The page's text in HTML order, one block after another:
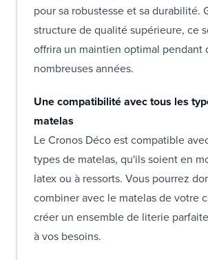
pour sa robustesse et sa durabilité.
structure de qualité supérieure, ce
offrira un maintien optimal pendant
nombreuses années.
Une compatibilité avec tous les
matelas
Le Cronos Déco est compatible
types de matelas, qu'ils soient en
latex ou à ressorts. Vous pourrez
combiner avec le matelas de votre
créer un ensemble de literie
à vos besoins.